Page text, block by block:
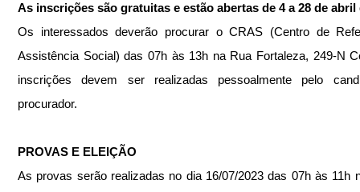
As inscrições são gratuitas e estão abertas de 4 a 28 de abril
Os interessados deverão procurar o CRAS (Centro de
Assistência Social) das 07h às 13h na Rua Fortaleza, 249-N
inscrições devem ser realizadas pessoalmente pelo
procurador.
PROVAS E ELEIÇÃO
As provas serão realizadas no dia 16/07/2023 das 07h às 11h